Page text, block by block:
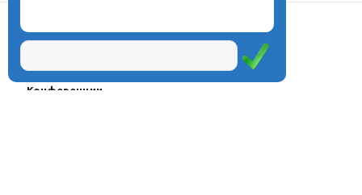
Проекты
Олимпиады
Конферeнции